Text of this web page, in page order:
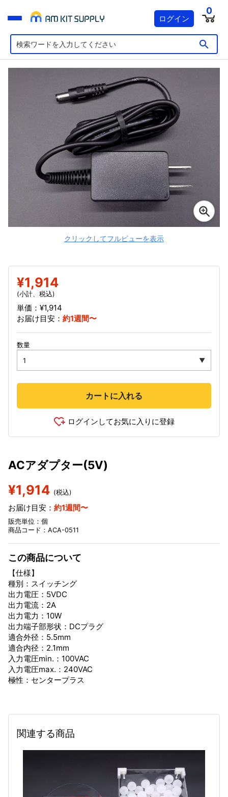
ログイン
0
クリックしてフルビューを表示
ACアダプター(5V)
¥1,914 (税込)
お届け目安： 約1週間〜
販売単位：個
商品コード：ACA-0511
この商品について
【仕様】
種別：スイッチング
出力電圧：5VDC
出力電流：2A
出力電力：10W
出力端子部形状：DCプラグ
適合外径：5.5mm
適合内径：2.1mm
入力電圧min.：100VAC
入力電圧max.：240VAC
極性：センタープラス
¥1,914
(小計、税込)
単価：¥1,914
お届け目安： 約1週間〜
数量
カートに入れる
ログインしてお気に入りに登録
関連する商品